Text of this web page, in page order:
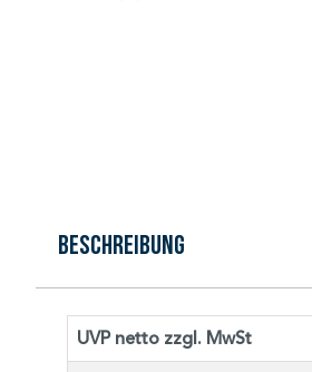
Beschreibung
UVP netto zzgl. MwSt